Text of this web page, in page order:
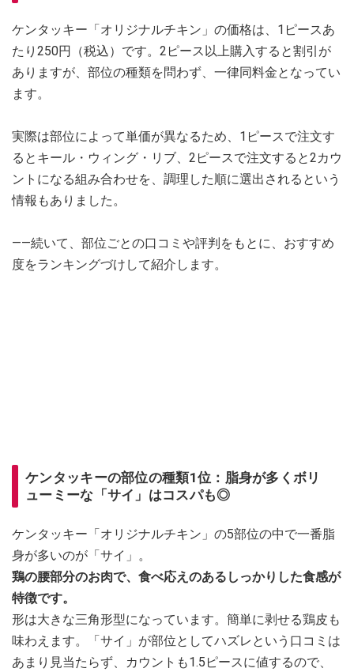
ケンタッキー「オリジナルチキン」の価格は、1ピースあ
たり250円（税込）です。2ピース以上購入すると割引が
ありますが、部位の種類を問わず、一律同料金となってい
ます。
実際は部位によって単価が異なるため、1ピースで注文す
るとキール・ウィング・リブ、2ピースで注文すると2カウ
ントになる組み合わせを、調理した順に選出されるという
情報もありました。
――続いて、部位ごとの口コミや評判をもとに、おすすめ
度をランキングづけして紹介します。
ケンタッキーの部位の種類1位：脂身が多くボリ
ューミーな「サイ」はコスパも◎
ケンタッキー「オリジナルチキン」の5部位の中で一番脂
身が多いのが「サイ」。
鶏の腰部分のお肉で、食べ応えのあるしっかりした食感が
特徴です。
形は大きな三角形型になっています。簡単に剥せる鶏皮も
味わえます。「サイ」が部位としてハズレという口コミは
あまり見当たらず、カウントも1.5ピースに値するので、